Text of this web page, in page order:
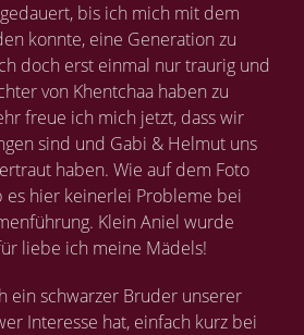
bis ich mich mit dem
konnte, eine Generation zu
doch erst einmal nur traurig und
von Khentchaa haben zu
freue ich mich jetzt, dass wir
sind und Gabi & Helmut uns
haben. Wie auf dem Foto
es hier keinerlei Probleme bei
Klein Aniel wurde
liebe ich meine Mädels!
ein schwarzer Bruder unserer
Interesse hat, einfach kurz bei